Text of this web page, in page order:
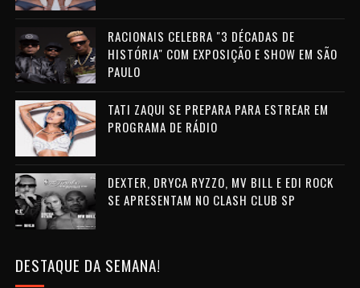
RACIONAIS CELEBRA "3 DÉCADAS DE
HISTÓRIA" COM EXPOSIÇÃO E SHOW EM SÃO
PAULO
TATI ZAQUI SE PREPARA PARA ESTREAR EM
PROGRAMA DE RÁDIO
DEXTER, DRYCA RYZZO, MV BILL E EDI ROCK
SE APRESENTAM NO CLASH CLUB SP
DESTAQUE DA SEMANA!